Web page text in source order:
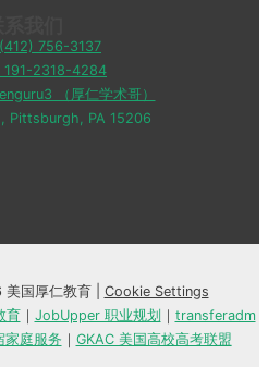
756-3137
191-2318-4284
（厚仁学术哥）
Pittsburgh, PA 15206
国厚仁教育 | Cookie Settings
育｜ JobUpper 职业规划 ｜ transferadm
家庭服务 ｜ GKAC 美国高校高考联盟